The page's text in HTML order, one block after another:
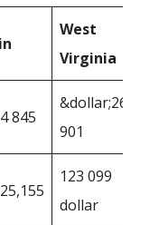
West
Virginia
845
&dollar;26
901
123 099
dollar